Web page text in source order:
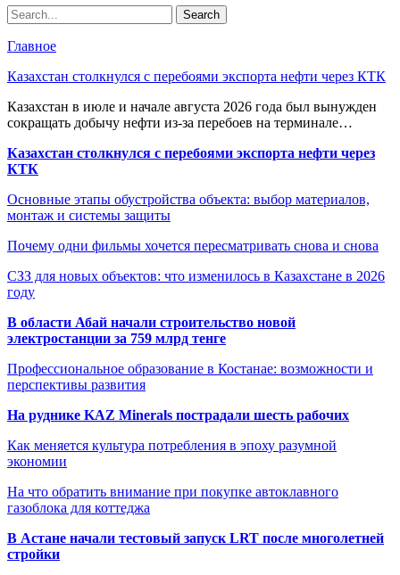
Главное
Казахстан столкнулся с перебоями экспорта нефти через КТК
Казахстан в июле и начале августа 2026 года был вынужден
сокращать добычу нефти из-за перебоев на терминале…
Казахстан столкнулся с перебоями экспорта нефти через
КТК
Основные этапы обустройства объекта: выбор материалов,
монтаж и системы защиты
Почему одни фильмы хочется пересматривать снова и снова
СЗЗ для новых объектов: что изменилось в Казахстане в 2026
году
В области Абай начали строительство новой
электростанции за 759 млрд тенге
Профессиональное образование в Костанае: возможности и
перспективы развития
На руднике KAZ Minerals пострадали шесть рабочих
Как меняется культура потребления в эпоху разумной
экономии
На что обратить внимание при покупке автоклавного
газоблока для коттеджа
В Астане начали тестовый запуск LRT после многолетней
стройки